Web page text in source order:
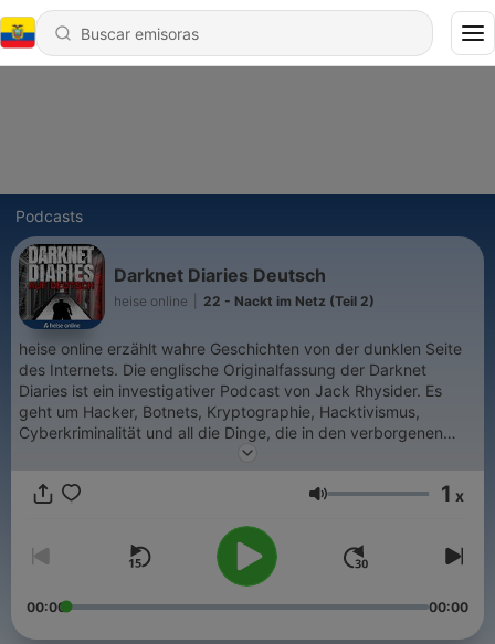
Podcasts
Darknet Diaries Deutsch
heise online 22 - Nackt im Netz (Teil 2)
heise online erzählt wahre Geschichten von der dunklen Seite
des Internets. Die englische Originalfassung der Darknet
Diaries ist ein investigativer Podcast von Jack Rhysider. Es
geht um Hacker, Botnets, Kryptographie, Hacktivismus,
Cyberkriminalität und all die Dinge, die in den verborgenen
März 2026.
Volumen 1 x
00:00 00:00